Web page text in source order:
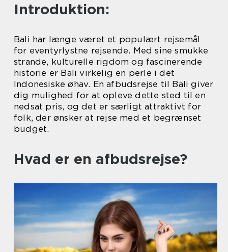
Introduktion:
Bali har længe været et populært rejsemål
for eventyrlystne rejsende. Med sine smukke
strande, kulturelle rigdom og fascinerende
historie er Bali virkelig en perle i det
Indonesiske øhav. En afbudsrejse til Bali giver
dig mulighed for at opleve dette sted til en
nedsat pris, og det er særligt attraktivt for
folk, der ønsker at rejse med et begrænset
budget.
Hvad er en afbudsrejse?